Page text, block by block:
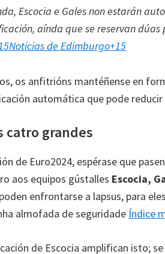
Escocia e Gales non estarán
aínda que se reservan dúas
Noticias de Edimburgo+15
os anfitrións mantéñense en
automática que pode
catro grandes
de Euro2024, espérase que
aos equipos gústalles Escocia,
enfrontarse a lapsus, para
almofada de seguridade Índice
de Escocia amplifican isto;